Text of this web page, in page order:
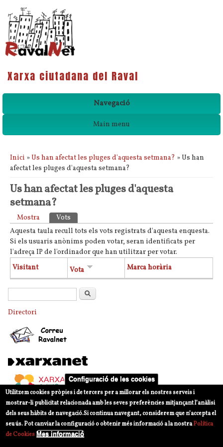
Xarxa ciutadana del Raval
Navegació
Main menu
Esteu aquí
Inici »Us han afectat les pluges d'aquesta setmana? » Us han
afectat les pluges d'aquesta setmana?
Us han afectat les pluges d'aquesta
setmana?
Pestanyes primàries
Mostra Vots
Aquesta taula recull tots els vots registrats d'aquesta enquesta.
Si els usuaris anònims poden votar, seran identificats per
l'adreça IP de l'ordinador que han utilitzar per votar.
Visitant
Vota Marca horària
Formulari de cercaCerca
Directori
Configuració de les cookies
Utilitzem cookies pròpies i de tercers per a millorar els nostres serveis i
mostrar-li publicitat relacionada amb les seves preferències mitjançant l’anàlisi
dels seus hàbits de navegació.Si continua navegant, considerem que n’accepta el
seu ús. Pot canviar la configuració o obtenir més informació a la nostraPolítica
de Cookies Mes informació